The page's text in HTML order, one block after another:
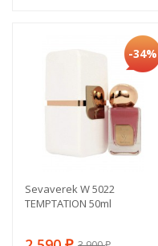
-34%
Sevaverek W 5022
TEMPTATION 50ml